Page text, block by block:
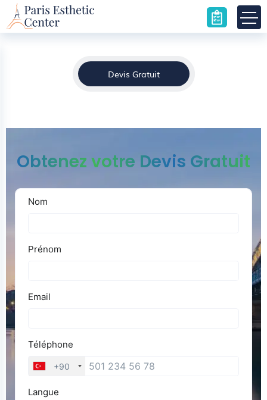
Chirurgie Seins Tubéreux Lyon
Accueil »Chirurgie Seins Tubéreux Lyon
Devis Gratuit
Obtenez votre Devis Gratuit